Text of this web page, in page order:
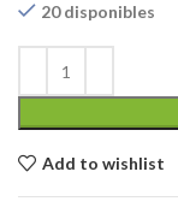
20 disponibles
Add to wishlist